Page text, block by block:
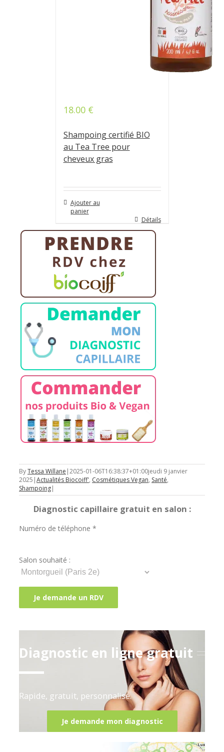
18.00 €
Shampoing certifié BIO
au Tea Tree pour
cheveux gras
Ajouter au
panier
Détails
ByTessa Willane |2025-01-06T16:38:37+01:00jeudi 9 janvier
2025 |Actualités Biocoiff', Cosmétiques Vegan, Santé,
Shampoing|
Diagnostic capillaire gratuit en salon :
Numéro de téléphone *
Salon souhaité :
Diagnostic en ligne gratuit
Rapide, gratuit, personnalisé.
Je demande mon diagnostic